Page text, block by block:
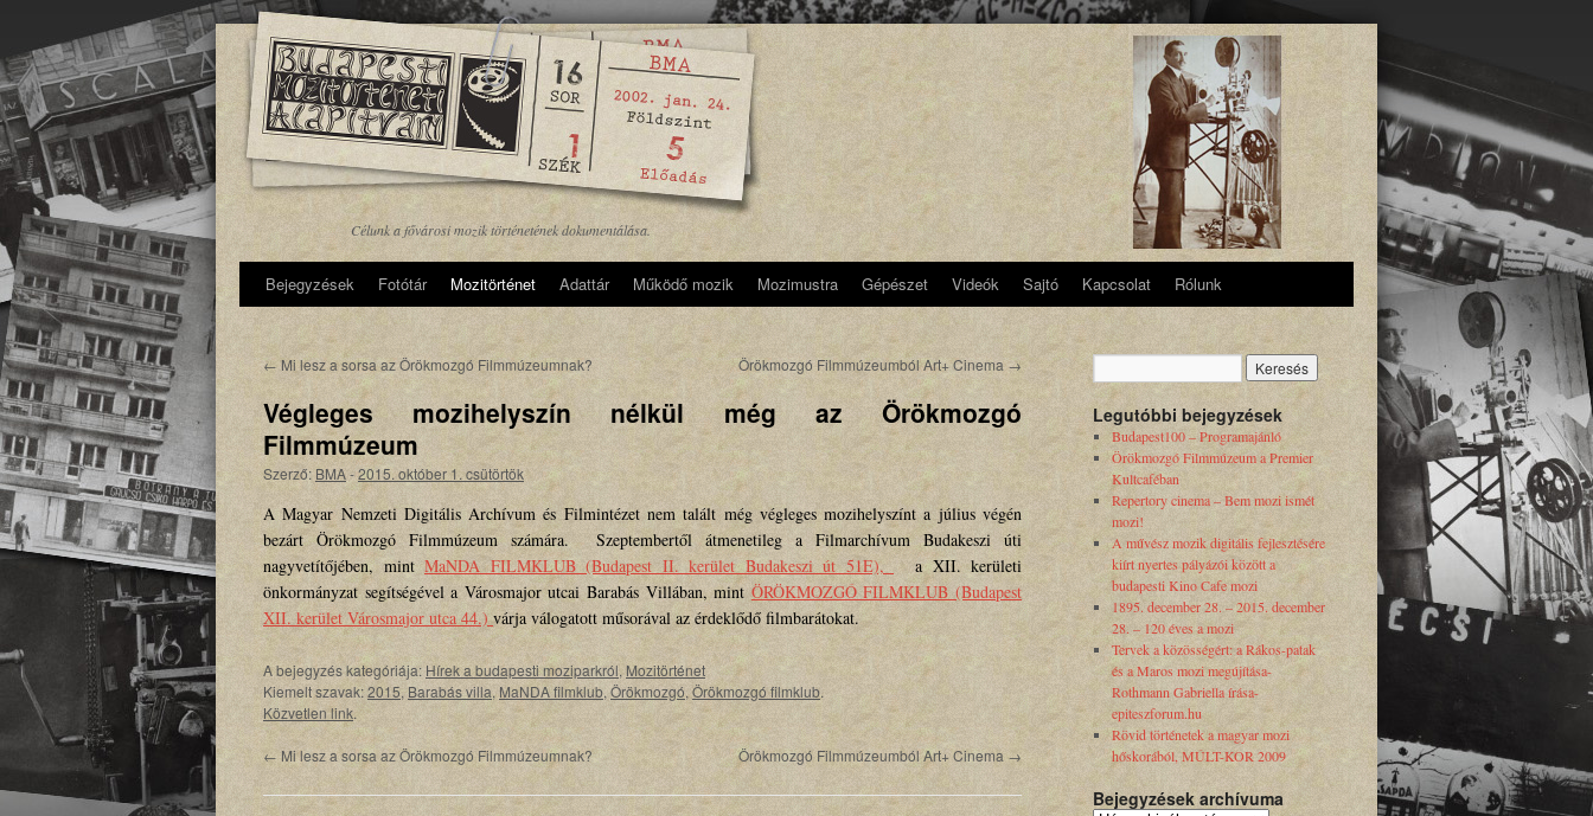
Célunk a fővárosi mozik történetének dokumentálása.
Bejegyzések Fotótár Mozitörténet Adattár Működő mozik Mozimustra Gépészet Videók Sajtó Kapcsolat Rólunk
←Mi lesz a sorsa az Örökmozgó Filmmúzeumnak? Örökmozgó Filmmúzeumból Art+ Cinema→
Végleges mozihelyszín nélkül még az Örökmozgó
Filmmúzeum
Szerző: BMA-2015. október 1. csütörtök
A Magyar Nemzeti Digitális Archívum és Filmintézet nem talált még végleges mozihelyszínt a július végén
bezárt Örökmozgó Filmmúzeum számára. Szeptembertől átmenetileg a Filmarchívum Budakeszi úti
nagyvetítőjében, mintMaNDA FILMKLUB (Budapest II. kerület Budakeszi út 51E),
a XII. kerületi
önkormányzat segítségével a Városmajor utcai Barabás Villában, mintÖRÖKMOZGÓ FILMKLUB (Budapest
XII. kerület Városmajor utca 44.)várja válogatott műsorával az érdeklődő filmbarátokat.
A bejegyzés kategóriája: Hírek a budapesti moziparkról, Mozitörténet
Kiemelt szavak:2015, Barabás villa,MaNDA filmklub, Örökmozgó, Örökmozgó filmklub.
Közvetlen link.
←Mi lesz a sorsa az Örökmozgó Filmmúzeumnak? Örökmozgó Filmmúzeumból Art+ Cinema →
Legutóbbi bejegyzések
Budapest100 – Programajánló
Örökmozgó Filmmúzeum a Premier
Kultcaféban
Repertory cinema – Bem mozi ismét
mozi!
A művész mozik digitális fejlesztésére
kiírt nyertes pályázói között a
budapesti Kino Cafe mozi
1895. december 28. – 2015. december
28. – 120 éves a mozi
Tervek a közösségért: a Rákos-patak
és a Maros mozi megújítása-
Rothmann Gabriella írása-
epiteszforum.hu
Rövid történetek a magyar mozi
hőskorából, MÚLT-KOR 2009
Bejegyzések archívuma